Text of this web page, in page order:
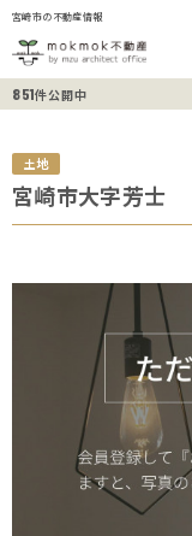
宮崎市の不動産情報
851件公開中
土地
宮崎市大字芳士